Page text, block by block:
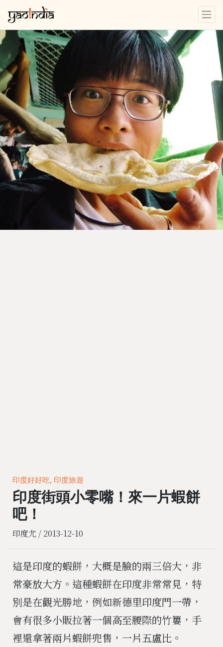
印度好好吃, 印度旅遊
印度街頭小零嘴！來一片蝦餅
吧！
印度尤 / 2013-12-10
這是印度的蝦餅，大概是臉的兩三倍大，非
常豪放大方。這種蝦餅在印度非常常見，特
別是在觀光勝地，例如新德里印度門一帶，
會有很多小販拉著一個高至腰際的竹簍，手
裡還拿著兩片蝦餅兜售，一片五盧比。